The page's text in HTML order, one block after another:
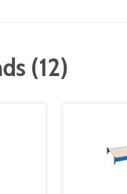
(12)